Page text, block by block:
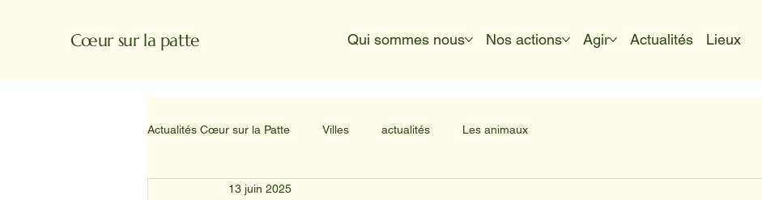
Cœur sur la patte Qui sommes nous Nos actions Agir Actualités Lieux
Actualités Cœur sur la Patte Villes actualités Les animaux
13 juin 2025